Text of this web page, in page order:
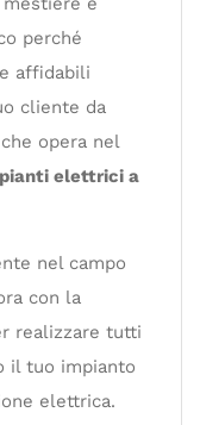
perché
affidabili
cliente da
opera nel
elettrici a
nel campo
con la
realizzare tutti
il tuo impianto
elettrica.